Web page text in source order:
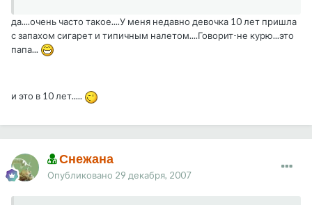
да....очень часто такое....У меня недавно девочка 10 лет пришла
с запахом сигарет и типичным налетом....Говорит-не курю...это
папа...
и это в 10 лет.....
Снежана
Опубликовано 29 декабря, 2007